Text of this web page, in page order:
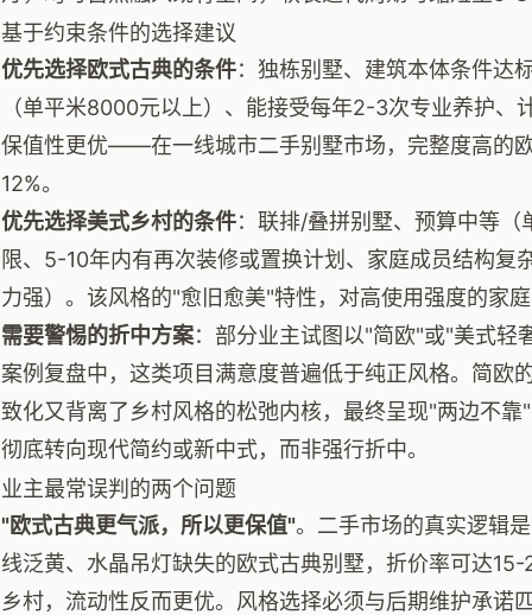
基于约束条件的选择建议
优先选择欧式古典的条件：独栋别墅、建筑本体条件达
（单平米8000元以上）、能接受每年2-3次专业养护、
保值性更优——在一线城市二手别墅市场，完整度高的
12%。
优先选择美式乡村的条件：联排/叠拼别墅、预算中等
限、5-10年内有再次装修或置换计划、家庭成员结构复
力强）。该风格的"愈旧愈美"特性，对高使用强度的家庭
需要警惕的折中方案：部分业主试图以"简欧"或"美式轻
案例复盘中，这类项目满意度普遍低于纯正风格。简欧
致化又背离了乡村风格的松弛内核，最终呈现"两边不
彻底转向现代简约或新中式，而非强行折中。
业主最常误判的两个问题
"欧式古典更气派，所以更保值"。二手市场的真实逻辑
线泛黄、水晶吊灯缺失的欧式古典别墅，折价率可达
乡村，流动性反而更优。风格选择必须与后期维护承诺